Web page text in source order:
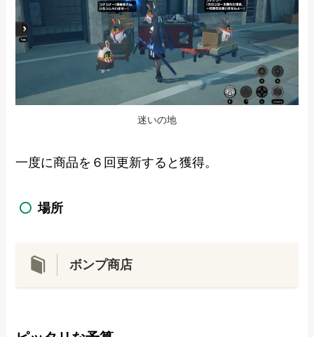
迷いの地
一度に商品を６回更新すると獲得。
場所
ボンプ商店